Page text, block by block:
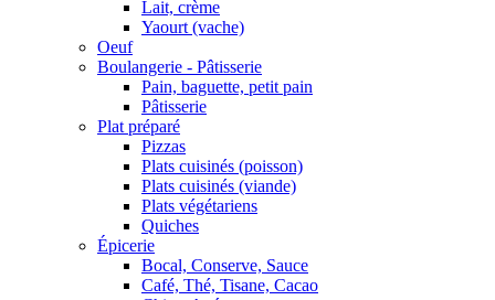
Lait, crème
Yaourt (vache)
Oeuf
Boulangerie - Pâtisserie
Pain, baguette, petit pain
Pâtisserie
Plat préparé
Pizzas
Plats cuisinés (poisson)
Plats cuisinés (viande)
Plats végétariens
Quiches
Épicerie
Bocal, Conserve, Sauce
Café, Thé, Tisane, Cacao